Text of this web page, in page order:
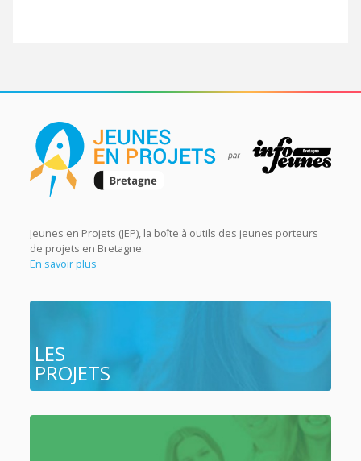
Jeunes en Projets (JEP), la boîte à outils des jeunes porteurs
de projets en Bretagne.
En savoir plus
LES
PROJETS